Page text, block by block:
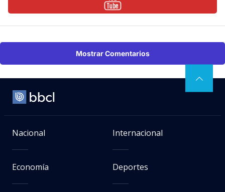
Mostrar Comentarios
Nacional Internacional
Economía Deportes